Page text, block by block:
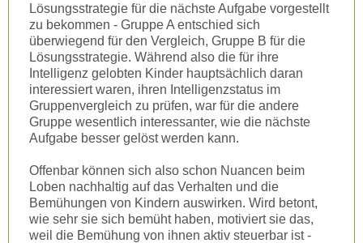
Lösungsstrategie für die nächste Aufgabe vorgestellt
zu bekommen - Gruppe A entschied sich
überwiegend für den Vergleich, Gruppe B für die
Lösungsstrategie. Während also die für ihre
Intelligenz gelobten Kinder hauptsächlich daran
interessiert waren, ihren Intelligenzstatus im
Gruppenvergleich zu prüfen, war für die andere
Gruppe wesentlich interessanter, wie die nächste
Aufgabe besser gelöst werden kann.
Offenbar können sich also schon Nuancen beim
Loben nachhaltig auf das Verhalten und die
Bemühungen von Kindern auswirken. Wird betont,
wie sehr sie sich bemüht haben, motiviert sie das,
weil die Bemühung von ihnen aktiv steuerbar ist -